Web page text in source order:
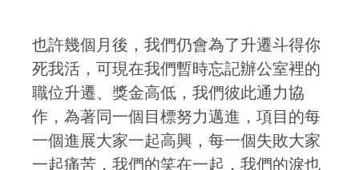
也許幾個月後，我們仍會為了升遷斗得你
死我活，可現在我們暫時忘記辦公室裡的
職位升遷、獎金高低，我們彼此通力協
作，為著同一個目標努力邁進，項目的每
一個進展大家一起高興，每一個失敗大家
一起痛苦，我們的笑在一起，我們的淚也